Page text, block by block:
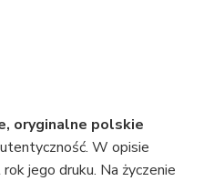
oryginalne polskie
W opisie
jego druku. Na życzenie